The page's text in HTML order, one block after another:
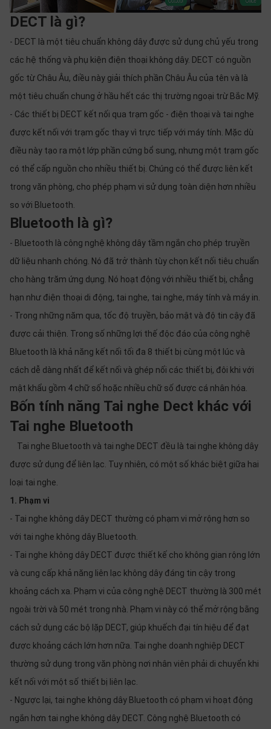
DECT là gì?
- DECT là một tiêu chuẩn không dây được sử dụng chủ yếu trong
các hệ thống và phụ kiện điện thoại không dây. DECT có nguồn
gốc từ Châu Âu, điều này giải thích phần Châu Âu của tên và là
một tiêu chuẩn chung ở hầu hết các thị trường ngoại trừ Bắc Mỹ.
- Các thiết bị DECT kết nối qua trạm gốc - điện thoại và tai nghe
được kết nối với trạm gốc thay vì trực tiếp với máy tính. Mặc dù
điều này tạo ra một lớp phần cứng bổ sung, nhưng một trạm gốc
có thể cấp nguồn cho nhiều thiết bị. Chúng có thể được liên kết
trong văn phòng, cho phép phạm vi sử dụng toàn diện hơn nhiều
so với Bluetooth.
Bluetooth là gì?
- Bluetooth là công nghệ không dây tầm ngắn cho phép truyền
dữ liệu nhanh chóng. Nó đã trở thành tùy chọn kết nối tiêu chuẩn
cho hàng trăm ứng dụng. Nó hoạt động với nhiều thiết bị, chẳng
hạn như điện thoại di động, tai nghe, tai nghe, máy tính và máy in.
- Trong những năm qua, tốc độ truyền, bảo mật và độ tin cậy đã
được cải thiện. Trong số những lợi thế độc đáo của công nghệ
Bluetooth là khả năng kết nối tối đa 8 thiết bị cùng một lúc và
cách dễ dàng nhất để kết nối và ghép nối các thiết bị, đôi khi với
mật khẩu gồm 4 chữ số hoặc nhiều chữ số được cá nhân hóa.
Bốn tính năng Tai nghe Dect khác với
Tai nghe Bluetooth
Tai nghe Bluetooth và tai nghe DECT đều là tai nghe không dây
được sử dụng để liên lạc. Tuy nhiên, có một số khác biệt giữa hai
loại tai nghe.
1. Phạm vi
- Tai nghe không dây DECT thường có phạm vi mở rộng hơn so
với tai nghe không dây Bluetooth.
- Tai nghe không dây DECT được thiết kế cho không gian rộng lớn
và cung cấp khả năng liên lạc không dây đáng tin cậy trong
khoảng cách xa. Phạm vi của công nghệ DECT thường là 300 mét
ngoài trời và 50 mét trong nhà. Phạm vi này có thể mở rộng bằng
cách sử dụng các bộ lặp DECT, giúp khuếch đại tín hiệu để đạt
được khoảng cách lớn hơn nữa. Tai nghe doanh nghiệp DECT
thường sử dụng trong văn phòng nơi nhân viên phải di chuyển khi
kết nối với một số thiết bị liên lạc.
- Ngược lại, tai nghe không dây Bluetooth có phạm vi hoạt động
ngắn hơn tai nghe không dây DECT. Công nghệ Bluetooth có
thiệu
Tiếng
English